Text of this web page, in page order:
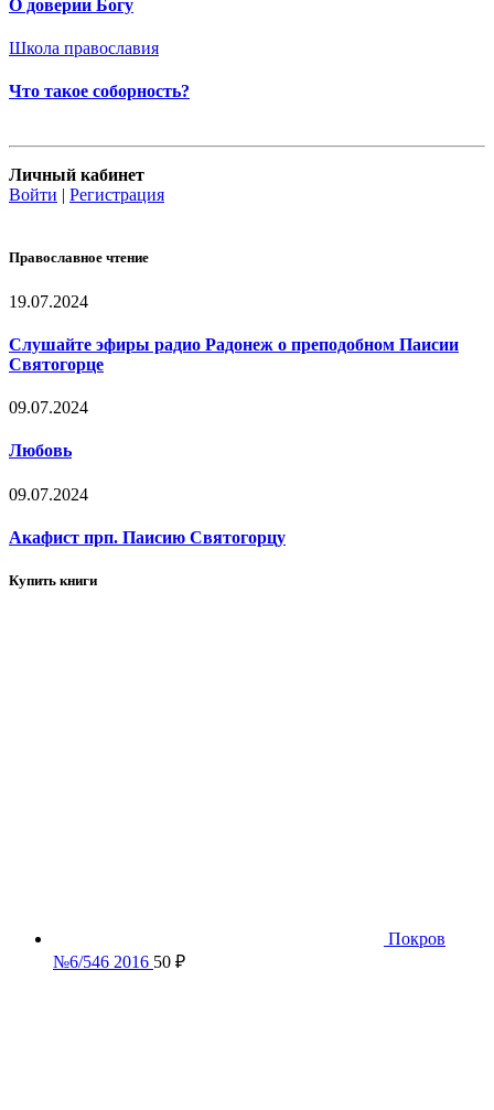
О доверии Богу
Школа православия
Что такое соборность?
Личный кабинет
Войти
Регистрация
Православное чтение
19.07.2024
Слушайте эфиры радио Радонеж о преподобном Паисии
Святогорце
09.07.2024
Любовь
09.07.2024
Акафист прп. Паисию Святогорцу
Купить книги
Покров
№6/546 2016 50 ₽